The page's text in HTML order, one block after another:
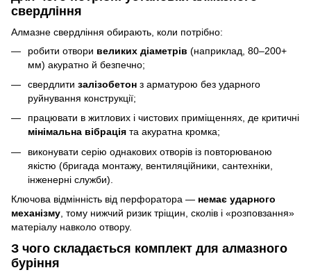
свердління
Алмазне свердління обирають, коли потрібно:
робити отвори великих діаметрів (наприклад, 80–200+
мм) акуратно й безпечно;
свердлити залізобетон з арматурою без ударного
руйнування конструкції;
працювати в житлових і чистових приміщеннях, де критичні
мінімальна вібрація та акуратна кромка;
виконувати серію однакових отворів із повторюваною
якістю (бригада монтажу, вентиляційники, сантехніки,
інженерні служби).
Ключова відмінність від перфоратора — немає ударного
механізму, тому нижчий ризик тріщин, сколів і «розповзання»
матеріалу навколо отвору.
З чого складається комплект для алмазного
буріння